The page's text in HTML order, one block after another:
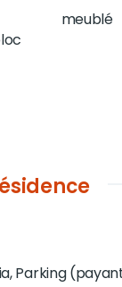
meublé
Parking